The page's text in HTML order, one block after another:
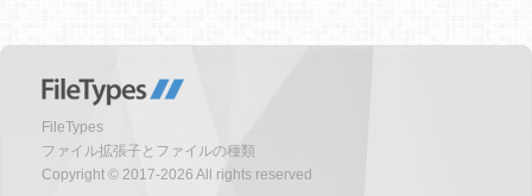
FileTypes
ファイル拡張子とファイルの種類
Copyright © 2017-2026 All rights reserved